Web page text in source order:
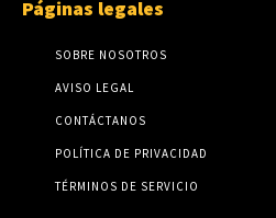
Páginas legales
SOBRE NOSOTROS
AVISO LEGAL
CONTÁCTANOS
POLÍTICA DE PRIVACIDAD
TÉRMINOS DE SERVICIO